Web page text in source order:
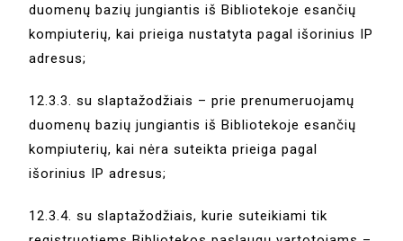
duomenų bazių jungiantis iš Bibliotekoje esančių
kompiuterių, kai prieiga nustatyta pagal išorinius IP
adresus;
12.3.3. su slaptažodžiais – prie prenumeruojamų
duomenų bazių jungiantis iš Bibliotekoje esančių
kompiuterių, kai nėra suteikta prieiga pagal
išorinius IP adresus;
12.3.4. su slaptažodžiais, kurie suteikiami tik